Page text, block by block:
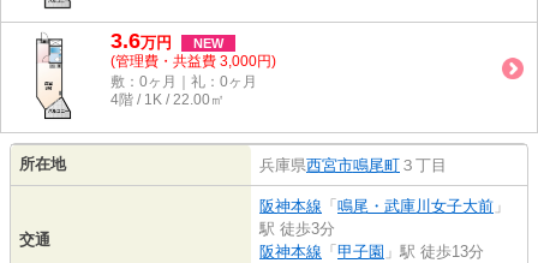
3.6万円 NEW
(管理費・共益費 3,000円)
敷：0ヶ月｜礼：0ヶ月
4階 / 1K / 22.00㎡
所在地 兵庫県西宮市鳴尾町 ３丁目
交通
阪神本線 「 鳴尾・武庫川女子大前 」
駅 徒歩3分
阪神本線 「 甲子園 」駅 徒歩13分